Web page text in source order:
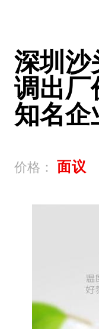
深圳沙
调出厂
知名企
价格： 面议